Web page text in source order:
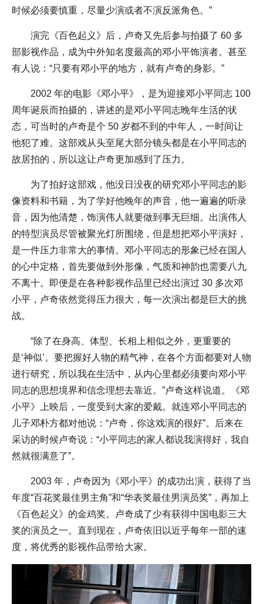
时候必须要慎重，尽量少演或者不演反派角色。”
演完《百色起义》后，卢奇又先后参与拍摄了 60 多
部影视作品，成为中外知名度最高的邓小平饰演者。甚至
有人说：“只要有邓小平的地方，就有卢奇的身影。”
2002 年的电影《邓小平》，是为迎接邓小平同志 100
周年诞辰而拍摄的，讲述的是邓小平同志晚年生活的状
态，可当时的卢奇是个 50 岁都不到的中年人，一时间让
他犯了难。这部戏从头至尾大部分镜头都是在小平同志的
故居拍的，所以这让卢奇更加感到了压力。
为了拍好这部戏，他没日没夜的研究邓小平同志的影
像资料和书籍，为了学好他晚年的声音，他一遍遍的听录
音，因为他清楚，饰演伟人就要做到事无巨细。出演伟人
的特型演员尽管被聚光灯所围绕，但是想把邓小平演好，
是一件压力非常大的事情。邓小平同志的形象已经在国人
的心中定格，首先要做到外形像，气质和神韵也需要八九
不离十。即便是在各种影视作品里已经出演过 30 多次邓
小平，卢奇依然觉得压力很大，每一次演出都是巨大的挑
战。
“除了在身高、体型、长相上相似之外，更重要的
是‘神似’。要把握好人物的精气神，在各个方面都要对人物
进行研究，所以我在生活中，从内心里都必须要向邓小平
同志的思想境界和信念理想去靠近。”卢奇这样说道。《邓
小平》上映后，一度受到大家的爱戴。就连邓小平同志的
儿子邓朴方都对他说：“卢奇，你这戏演的很好”。后来在
采访的时候卢奇说：“小平同志的家人都说我演得好，我自
然就很满意了”。
2003 年，卢奇因为《邓小平》的成功出演，获得了当
年度“百花奖最佳男主角”和“华表奖最佳男演员奖”，再加上
《百色起义》的金鸡奖。卢奇成了少有获得中国电影三大
奖的演员之一。直到现在，卢奇依旧以近乎每年一部的速
度，将优秀的影视作品带给大家。